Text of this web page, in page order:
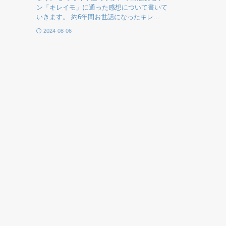
ン「キレイモ」に通った感想について書いて
いきます。 約6年間お世話になったキレ...
2024-08-06